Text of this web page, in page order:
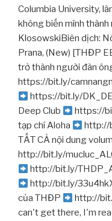
Columbia University,
không biến mình
KlosowskiBiên dịch:
Prana, (New) [THĐP
trở thành người đàn
https://bit.ly/
https://bit.ly/
Deep Club
https://
tạp chí Aloha
http://
TẤT CẢ nội dung
http://bit.ly/
http://bit.ly/
http://bit.ly/
của THĐP
http://
can't get there, I'm